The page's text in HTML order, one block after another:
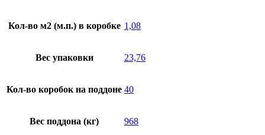
Кол-во м2 (м.п.) в коробке 1,08
Вес упаковки 23,76
Кол-во коробок на поддоне 40
Вес поддона (кг) 968